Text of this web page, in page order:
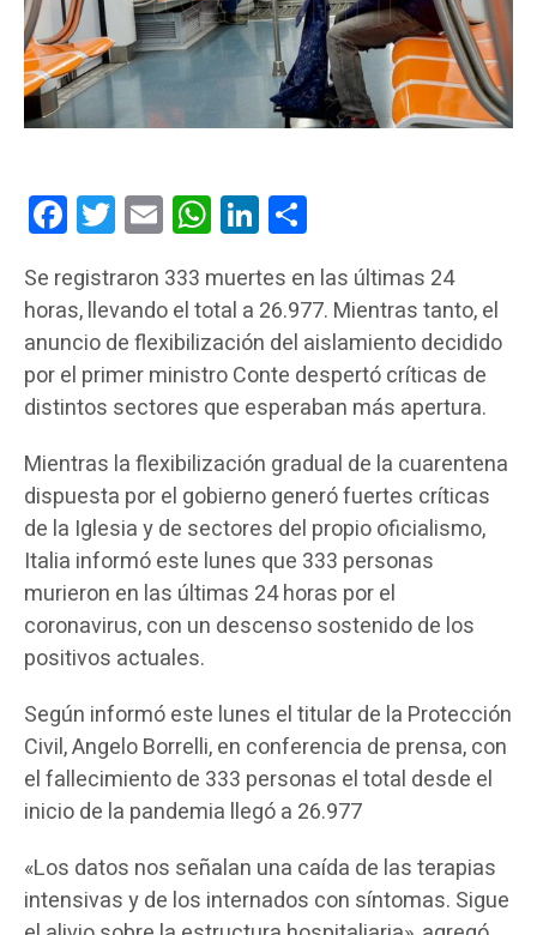
FacebookTwitterEmail WhatsAppLinkedIn
Se registraron 333 muertes en las últimas 24
horas, llevando el total a 26.977. Mientras tanto, el
anuncio de flexibilización del aislamiento decidido
por el primer ministro Conte despertó críticas de
distintos sectores que esperaban más apertura.
Mientras la flexibilización gradual de la cuarentena
dispuesta por el gobierno generó fuertes críticas
de la Iglesia y de sectores del propio oficialismo,
Italia informó este lunes que 333 personas
murieron en las últimas 24 horas por el
coronavirus, con un descenso sostenido de los
positivos actuales.
Según informó este lunes el titular de la Protección
Civil, Angelo Borrelli, en conferencia de prensa, con
el fallecimiento de 333 personas el total desde el
inicio de la pandemia llegó a 26.977
«Los datos nos señalan una caída de las terapias
intensivas y de los internados con síntomas. Sigue